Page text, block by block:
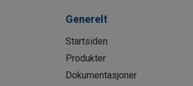
Generelt
Startsiden
Produkter
Dokumentasjoner